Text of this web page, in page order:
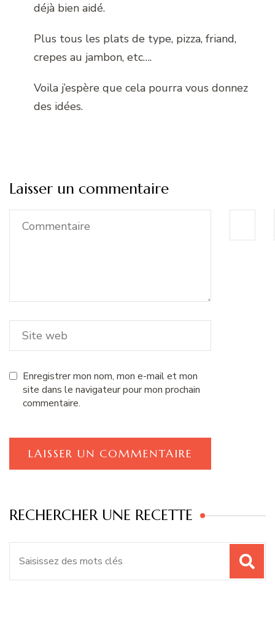
déjà bien aidé.
Plus tous les plats de type, pizza, friand,
crepes au jambon, etc….
Voila j’espère que cela pourra vous donnez
des idées.
Laisser un commentaire
Enregistrer mon nom, mon e-mail et mon
site dans le navigateur pour mon prochain
commentaire.
RECHERCHER UNE RECETTE